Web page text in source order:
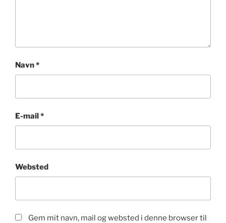
Navn*
E-mail*
Websted
Gem mit navn, mail og websted i denne browser til